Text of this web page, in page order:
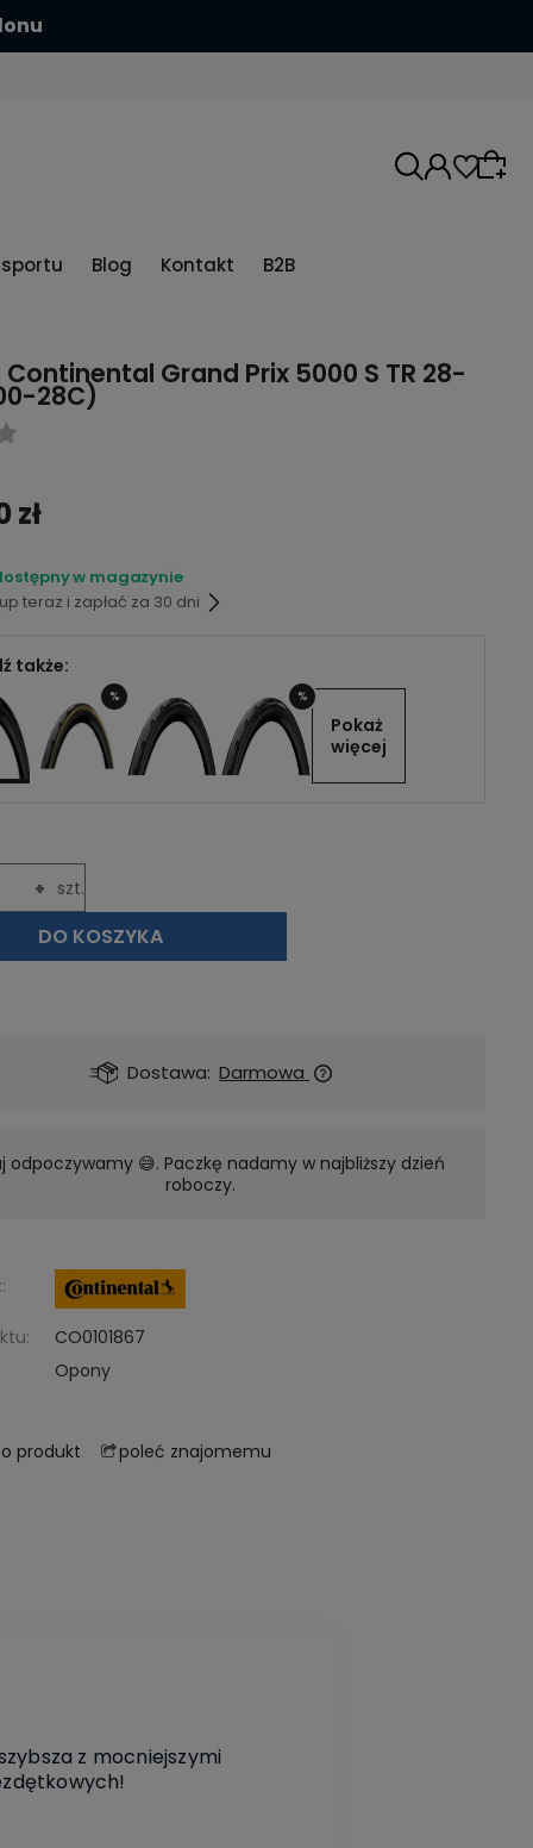
Blog Kontakt B2B
Grand Prix 5000 S TR 28-
28C)
zł
w magazynie
teraz i zapłać za 30 dni
także:
% %
Pokaż
więcej
+ szt.
DO KOSZYKA
Dostawa: Darmowa
odpoczywamy 😅. Paczkę nadamy w najbliższy dzień
roboczy.
CO0101867
Opony
produkt poleć znajomemu
z mocniejszymi